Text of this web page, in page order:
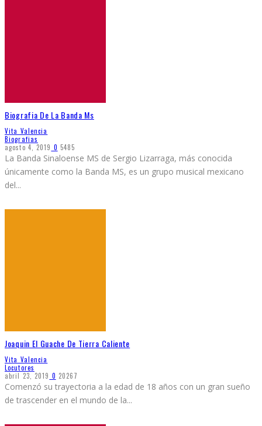
Biografia De La Banda Ms
Vita Valencia
Biografias
agosto 4, 2019 0 5485
La Banda Sinaloense MS de Sergio Lizarraga, más conocida
únicamente como la Banda MS, es un grupo musical mexicano
del...
Joaquin El Guache De Tierra Caliente
Vita Valencia
Locutores
abril 23, 2019 0 20267
Comenzó su trayectoria a la edad de 18 años con un gran sueño
de trascender en el mundo de la...